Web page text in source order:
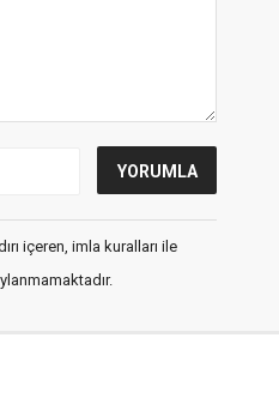
içeren, imla kuralları ile